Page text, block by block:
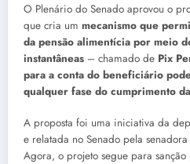
O Plenário do Senado aprovou o
que cria um mecanismo que
da pensão alimentícia por meio
instantâneas – chamado de Pix
para a conta do beneficiário
qualquer fase do cumprimento
A proposta foi uma iniciativa da
e relatada no Senado pela senadora
Agora, o projeto segue para